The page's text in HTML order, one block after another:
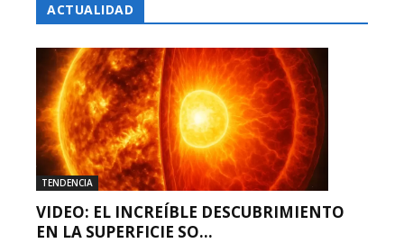
ACTUALIDAD
TENDENCIA
VIDEO: EL INCREÍBLE DESCUBRIMIENTO
EN LA SUPERFICIE SO...